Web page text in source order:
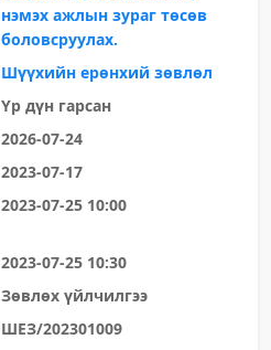
нэмэх ажлын зураг төсөв
боловсруулах.
Шүүхийн ерөнхий зөвлөл
Үр дүн гарсан
2026-07-24
2023-07-17
2023-07-25 10:00
2023-07-25 10:30
Зөвлөх үйлчилгээ
ШЕЗ/202301009